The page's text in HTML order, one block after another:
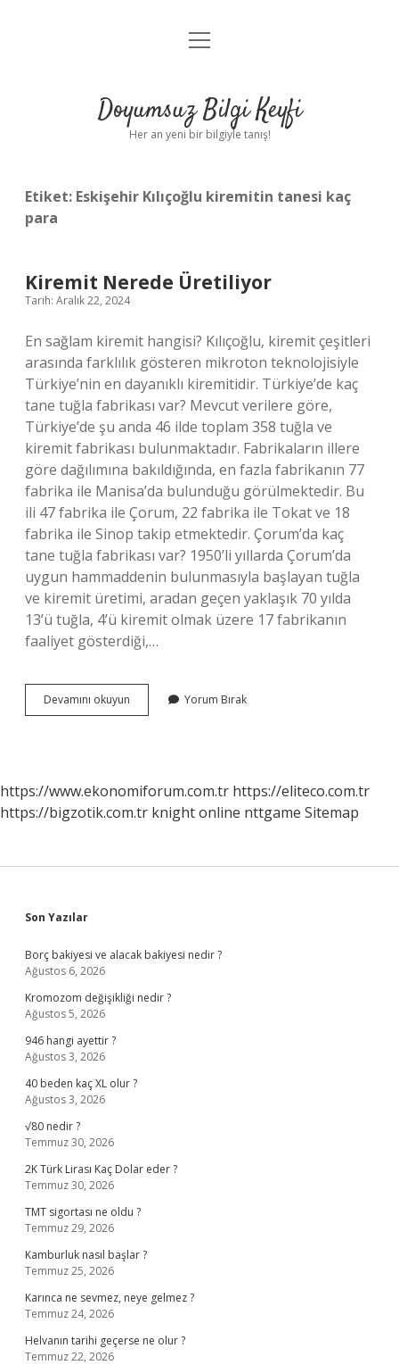
Anasayfa
Yasal Uyarı
menüyü
Doyumsuz Bilgi Keyfi
Her an yeni bir bilgiyle tanış!
Etiket: Eskişehir Kılıçoğlu kiremitin tanesi kaç
para
Kiremit Nerede Üretiliyor
Tarih: Aralık 22, 2024
En sağlam kiremit hangisi? Kılıçoğlu, kiremit çeşitleri
arasında farklılık gösteren mikroton teknolojisiyle
Türkiye’nin en dayanıklı kiremitidir. Türkiye’de kaç
tane tuğla fabrikası var? Mevcut verilere göre,
Türkiye’de şu anda 46 ilde toplam 358 tuğla ve
kiremit fabrikası bulunmaktadır. Fabrikaların illere
göre dağılımına bakıldığında, en fazla fabrikanın 77
fabrika ile Manisa’da bulunduğu görülmektedir. Bu
ili 47 fabrika ile Çorum, 22 fabrika ile Tokat ve 18
fabrika ile Sinop takip etmektedir. Çorum’da kaç
tane tuğla fabrikası var? 1950’li yıllarda Çorum’da
uygun hammaddenin bulunmasıyla başlayan tuğla
ve kiremit üretimi, aradan geçen yaklaşık 70 yılda
13’ü tuğla, 4’ü kiremit olmak üzere 17 fabrikanın
faaliyet gösterdiği,…
Devamını okuyun
Nerede
Yorum Bırak
https://www.ekonomiforum.com.tr https://eliteco.com.tr
https://bigzotik.com.tr knight online nttgame Sitemap
Sidebar
Son Yazılar
Borç bakiyesi ve alacak bakiyesi nedir ?
Ağustos 6, 2026
Kromozom değişikliği nedir ?
Ağustos 5, 2026
946 hangi ayettir ?
Ağustos 3, 2026
40 beden kaç XL olur ?
Ağustos 3, 2026
√80 nedir ?
Temmuz 30, 2026
2K Türk Lirası Kaç Dolar eder ?
Temmuz 30, 2026
TMT sigortası ne oldu ?
Temmuz 29, 2026
Kamburluk nasıl başlar ?
Temmuz 25, 2026
Karınca ne sevmez, neye gelmez ?
Temmuz 24, 2026
Helvanın tarihi geçerse ne olur ?
Temmuz 22, 2026